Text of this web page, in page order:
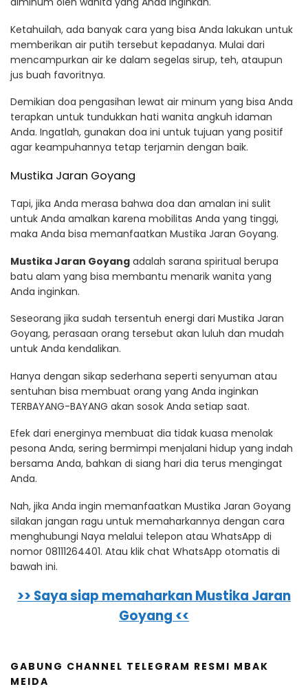
Ketahuilah, ada banyak cara yang bisa Anda lakukan untuk
memberikan air putih tersebut kepadanya. Mulai dari
mencampurkan air ke dalam segelas sirup, teh, ataupun
jus buah favoritnya.
Demikian doa pengasihan lewat air minum yang bisa Anda
terapkan untuk tundukkan hati wanita angkuh idaman
Anda. Ingatlah, gunakan doa ini untuk tujuan yang positif
agar keampuhannya tetap terjamin dengan baik.
Mustika Jaran Goyang
Tapi, jika Anda merasa bahwa doa dan amalan ini sulit
untuk Anda amalkan karena mobilitas Anda yang tinggi,
maka Anda bisa memanfaatkan Mustika Jaran Goyang.
Mustika Jaran Goyang adalah sarana spiritual berupa
batu alam yang bisa membantu menarik wanita yang
Anda inginkan.
Seseorang jika sudah tersentuh energi dari Mustika Jaran
Goyang, perasaan orang tersebut akan luluh dan mudah
untuk Anda kendalikan.
Hanya dengan sikap sederhana seperti senyuman atau
sentuhan bisa membuat orang yang Anda inginkan
TERBAYANG-BAYANG akan sosok Anda setiap saat.
Efek dari energinya membuat dia tidak kuasa menolak
pesona Anda, sering bermimpi menjalani hidup yang indah
bersama Anda, bahkan di siang hari dia terus mengingat
Anda.
Nah, jika Anda ingin memanfaatkan Mustika Jaran Goyang
silakan jangan ragu untuk memaharkannya dengan cara
menghubungi Naya melalui telepon atau WhatsApp di
nomor 08111264401. Atau klik chat WhatsApp otomatis di
bawah ini.
>> Saya siap memaharkan Mustika Jaran
Goyang <<
GABUNG CHANNEL TELEGRAM RESMI MBAK
MEIDA